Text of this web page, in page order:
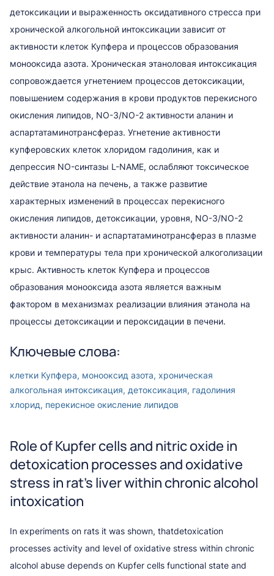
детоксикации и выраженность оксидативного стресса при
хронической алкогольной интоксикации зависит от
активности клеток Купфера и процессов образования
монооксида азота. Хроническая этаноловая интоксикация
сопровождается угнетением процессов детоксикации,
повышением содержания в крови продуктов перекисного
окисления липидов, NO-3/NO-2 активности аланин и
аспартатаминотрансфераз. Угнетение активности
купферовских клеток хлоридом гадолиния, как и
депрессия NO-синтазы L-NAME, ослабляют токсическое
действие этанола на печень, а также развитие
характерных изменений в процессах перекисного
окисления липидов, детоксикации, уровня, NO-3/NO-2
активности аланин- и аспартатаминотрансфераз в плазме
крови и температуры тела при хронической алкоголизации
крыс. Активность клеток Купфера и процессов
образования монооксида азота является важным
фактором в механизмах реализации влияния этанола на
процессы детоксикации и пероксидации в печени.
Ключевые слова:
клетки Купфера, монооксид азота, хроническая
алкогольная интоксикация, детоксикация, гадолиния
хлорид, перекисное окисление липидов
Role of Kupfer cells and nitric oxide in
detoxication processes and oxidative
stress in rat’s liver within chronic alcohol
intoxication
In experiments on rats it was shown, thatdetoxication
processes activity and level of oxidative stress within chronic
alcohol abuse depends on Kupfer cells functional state and